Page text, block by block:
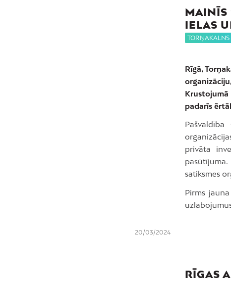
MAINĪS
IELAS
TORŅAKALNS
Rīgā,
padarīs
privāta
satiksmes
Pirms
20/03/2024
RĪGAS